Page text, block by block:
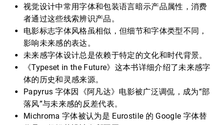
视觉设计中常用字体和包装语言暗示产品属性，消费
者通过这些线索辨识产品。
电影标志字体风格虽相似，但细节和字体类型不同，
影响未来感的表达。
未来感字体设计总是依赖于特定的文化和时代背景。
《Typeset in the Future》这本书详细介绍了未来感字
体的历史和灵感来源。
Papyrus 字体因《阿凡达》电影被广泛调侃，成为“部
落风”与未来感的反差代表。
Michroma 字体被认为是 Eurostile 的 Google 字体替